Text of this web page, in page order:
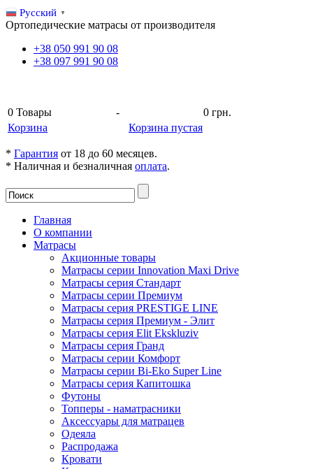
Русский ▼
Ортопедические матрасы от производителя
+38 050 991 90 08
+38 097 991 90 08
0 Товары -
0 грн.
Корзина
Корзина пустая
* Гарантия от 18 до 60 месяцев.
* Наличная и безналичная оплата.
Главная
О компании
Матрасы
Акционные товары
Матрасы серии Innovation Maxi Drive
Матрасы серия Стандарт
Матрасы серии Премиум
Матрасы серия PRESTIGE LINE
Матрасы серия Премиум - Элит
Матрасы серия Elit Ekskluziv
Матрасы серия Гранд
Матрасы серии Комфорт
Матрасы серии Bi-Eko Super Line
Матрасы серия Капитошка
Футоны
Топперы - наматрасники
Аксессуары для матрацев
Одеяла
Распродажа
Кровати